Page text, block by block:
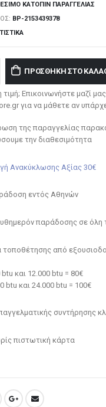
ΚΑΤΌΠΙΝ ΠΑΡΑΓΓΕΛΊΑΣ
BP-2153439378
ΠΡΟΣΘΉΚΗ ΣΤΟ
Επικοινωνήστε μαζί
για να μάθετε αν
της παραγγελίας
την διαθεσιμότητα
Ανακύκλωσης Αξίας 30€
εντός Αθηνών
παράδοσης σε όλη
τοποθέτησης από
και 12.000 btu = 80€
btu και 24.000 btu = 100€
συντήρησης
πιστωτική κάρτα